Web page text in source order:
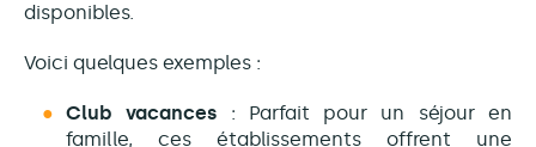
disponibles.
Voici quelques exemples :
Club vacances : Parfait pour un séjour en
famille, ces établissements offrent une